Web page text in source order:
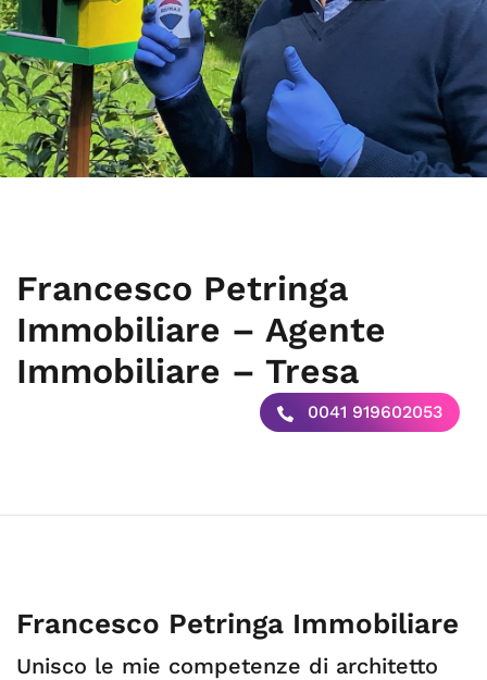
Francesco Petringa
Immobiliare – Agente
Immobiliare – Tresa
0041 919602053
Francesco Petringa Immobiliare
Unisco le mie competenze di architetto